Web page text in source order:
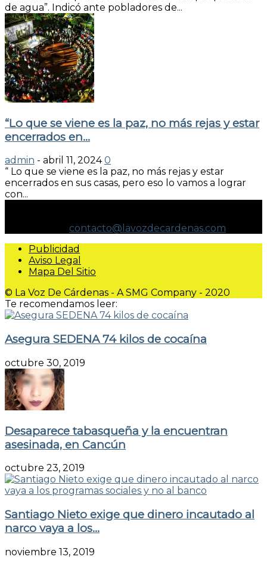
de agua”. Indicó ante pobladores de...
“Lo que se viene es la paz, no más rejas y estar
encerrados en...
admin - abril 11, 2024 0
“ Lo que se viene es la paz, no más rejas y estar
encerrados en sus casas, pero eso lo vamos a lograr
con...
contacto@lavozdecardenas.com
Publicidad
Aviso Legal
Mapa Del Sitio
© La Voz De Cárdenas - A SMG Company - 2020
Te recomendamos leer:
Asegura SEDENA 74 kilos de cocaína
octubre 30, 2019
Desaparece tabasqueña y la encuentran
asesinada, en Cancún
octubre 23, 2019
Santiago Nieto exige que dinero incautado al
narco vaya a los...
noviembre 13, 2019